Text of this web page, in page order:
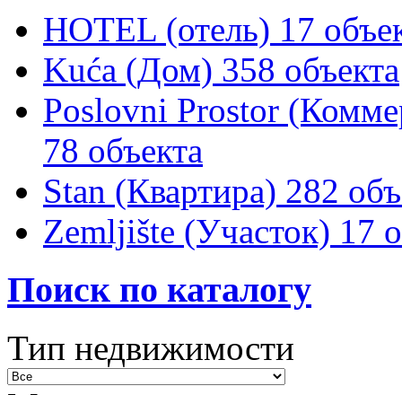
HOTEL (отель) 17
Kuća (Дом) 358 объекта
Poslovni Prostor
78 объекта
Stan (Квартира) 282
Zemljište (Участок) 17
Поиск по каталогу
Тип недвижимости